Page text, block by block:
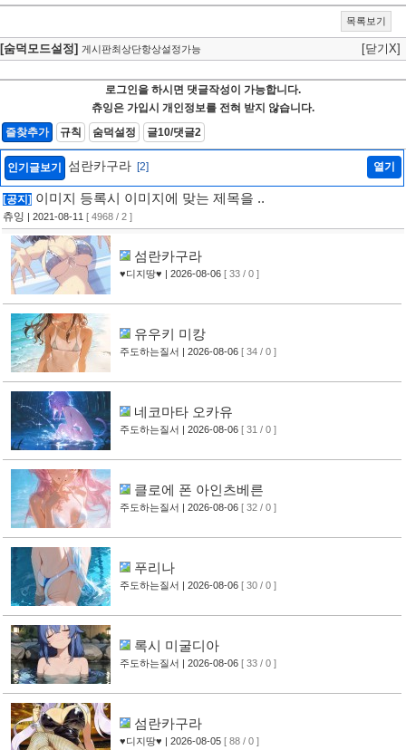
목록보기
[숨덕모드설정] 게시판최상단항상설정가능 [닫기X]
로그인을 하시면 댓글작성이 가능합니다.
츄잉은 가입시 개인정보를 전혀 받지 않습니다.
즐찾추가
규칙 숨덕설정 글10/댓글2
인기글보기 섬란카구라 [2] 열기
[공지] 이미지 등록시 이미지에 맞는 제목을 ..
츄잉 | 2021-08-11 [ 4968 / 2 ]
섬란카구라
♥디지땅♥ | 2026-08-06 [ 33 / 0 ]
유우키 미캉
주도하는질서 | 2026-08-06 [ 34 / 0 ]
네코마타 오카유
주도하는질서 | 2026-08-06 [ 31 / 0 ]
클로에 폰 아인츠베른
주도하는질서 | 2026-08-06 [ 32 / 0 ]
푸리나
주도하는질서 | 2026-08-06 [ 30 / 0 ]
록시 미굴디아
주도하는질서 | 2026-08-06 [ 33 / 0 ]
섬란카구라
♥디지땅♥ | 2026-08-05 [ 88 / 0 ]